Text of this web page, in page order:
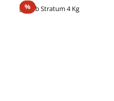
%Rabatt